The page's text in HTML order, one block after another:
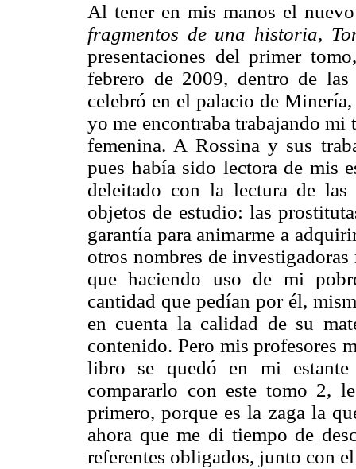
Al tener en mis manos el
fragmentos de una historia,
presentaciones del primer
febrero de 2009, dentro de
celebró en el palacio de
yo me encontraba trabajando mi
femenina. A Rossina y sus
pues había sido lectora de mis
deleitado con la lectura de las
objetos de estudio: las
garantía para animarme a
otros nombres de
que haciendo uso de mi
cantidad que pedían por él,
en cuenta la calidad de su
contenido. Pero mis profesores
libro se quedó en mi estante
compararlo con este tomo 2,
primero, porque es la zaga la
ahora que me di tiempo de
referentes obligados, junto con